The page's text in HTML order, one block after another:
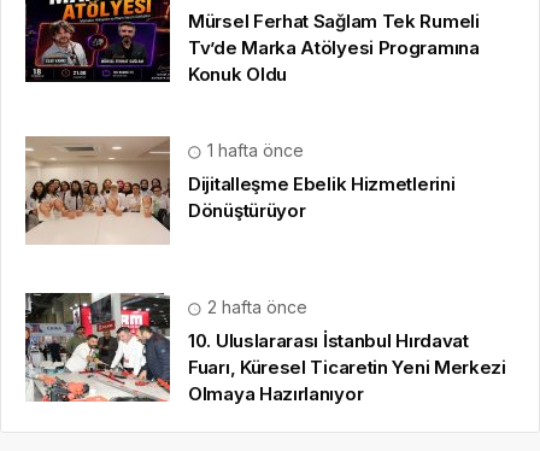
Mürsel Ferhat Sağlam Tek Rumeli
Tv’de Marka Atölyesi Programına
Konuk Oldu
1 hafta önce
Dijitalleşme Ebelik Hizmetlerini
Dönüştürüyor
2 hafta önce
10. Uluslararası İstanbul Hırdavat
Fuarı, Küresel Ticaretin Yeni Merkezi
Olmaya Hazırlanıyor